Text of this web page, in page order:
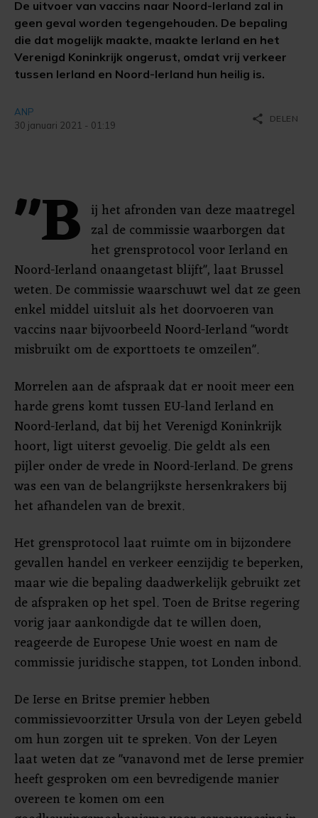
De uitvoer van vaccins naar Noord-Ierland zal in
geen geval worden tegengehouden. De bepaling
die dat mogelijk maakte, maakte Ierland en het
Verenigd Koninkrijk ongerust, omdat vrij verkeer
tussen Ierland en Noord-Ierland hun heilig is.
ANP
30 januari 2021 - 01:19
share DELEN
"B ij het afronden van deze maatregel
zal de commissie waarborgen dat
het grensprotocol voor Ierland en
Noord-Ierland onaangetast blijft", laat Brussel
weten. De commissie waarschuwt wel dat ze geen
enkel middel uitsluit als het doorvoeren van
vaccins naar bijvoorbeeld Noord-Ierland "wordt
misbruikt om de exporttoets te omzeilen".
Morrelen aan de afspraak dat er nooit meer een
harde grens komt tussen EU-land Ierland en
Noord-Ierland, dat bij het Verenigd Koninkrijk
hoort, ligt uiterst gevoelig. Die geldt als een
pijler onder de vrede in Noord-Ierland. De grens
was een van de belangrijkste hersenkrakers bij
het afhandelen van de brexit.
Het grensprotocol laat ruimte om in bijzondere
gevallen handel en verkeer eenzijdig te beperken,
maar wie die bepaling daadwerkelijk gebruikt zet
de afspraken op het spel. Toen de Britse regering
vorig jaar aankondigde dat te willen doen,
reageerde de Europese Unie woest en nam de
commissie juridische stappen, tot Londen inbond.
De Ierse en Britse premier hebben
commissievoorzitter Ursula von der Leyen gebeld
om hun zorgen uit te spreken. Von der Leyen
laat weten dat ze "vanavond met de Ierse premier
heeft gesproken om een bevredigende manier
overeen te komen om een